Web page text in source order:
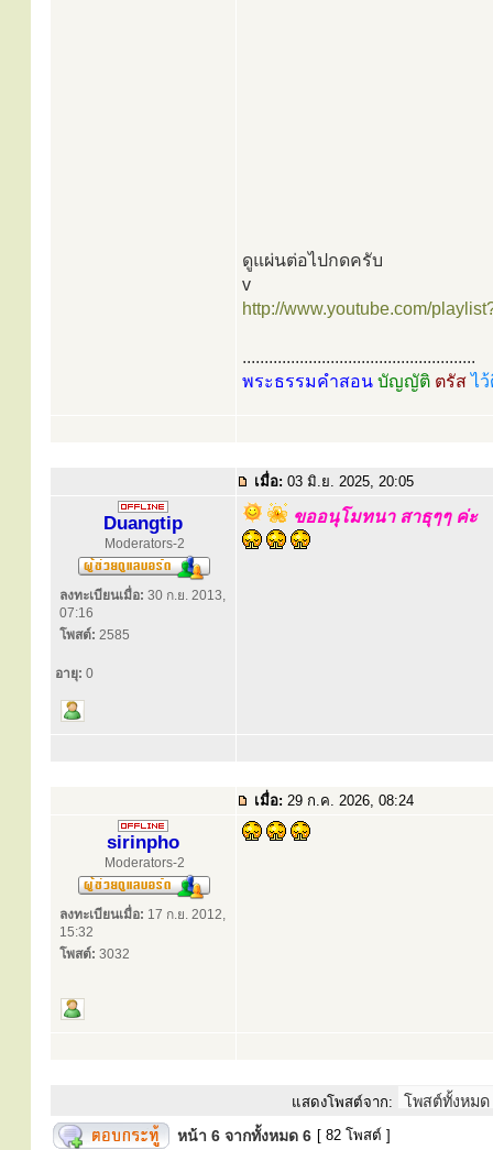
ดูแผ่นต่อไปกดครับ
v
http://www.youtube.com/
.....................................................
พระธรรมคำสอน บัญญัติ ตรัสไ
เมื่อ: 03 มิ.ย. 2025, 20:05
Duangtip
Moderators-2
ลงทะเบียนเมื่อ: 30 ก.ย. 2013,
07:16
โพสต์: 2585
อายุ: 0
ขออนุโมทนา สาธุๆๆ ค่ะ
เมื่อ: 29 ก.ค. 2026, 08:24
sirinpho
Moderators-2
ลงทะเบียนเมื่อ: 17 ก.ย. 2012,
15:32
โพสต์: 3032
แสดงโพสต์จาก:
หน้า 6 จากทั้งหมด 6 [ 82 โพสต์ ]